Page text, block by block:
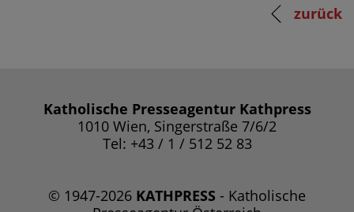
zurück
Katholische Presseagentur Kathpress
1010 Wien, Singerstraße 7/6/2
Tel: +43 / 1 / 512 52 83
© 1947-2026 KATHPRESS - Katholische